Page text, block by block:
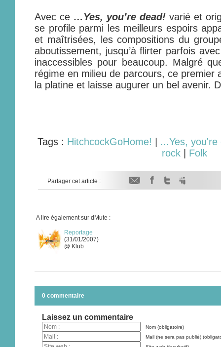
Avec ce …Yes, you’re dead! varié et
se profile parmi les meilleurs espoirs
et maîtrisées, les compositions du
aboutissement, jusqu’à flirter parfois
inaccessibles pour beaucoup. Malgré
régime en milieu de parcours, ce premier
la platine et laisse augurer un bel avenir.
Tags : HitchcockGoHome!
...Yes, you're
rock
Folk
Partager cet article :
A lire également sur dMute :
Reportage
(31/01/2007)
@ Klub
0 commentaire
Laissez un commentaire
Nom (obligatoire)
Mail (ne sera pas publié)